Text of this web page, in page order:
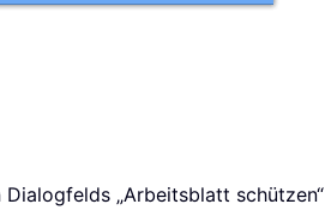
„Arbeitsblatt